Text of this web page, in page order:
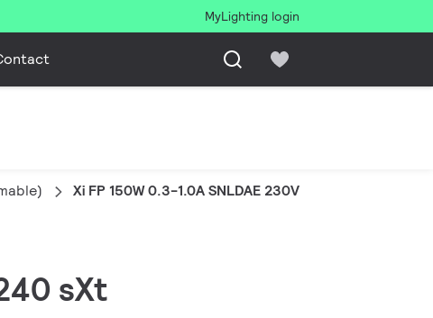
MyLighting login
Xi FP 150W 0.3-1.0A SNLDAE 230V S240 sXt
sXt